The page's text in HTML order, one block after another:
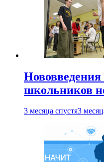
школьников
3 месяца спустя3